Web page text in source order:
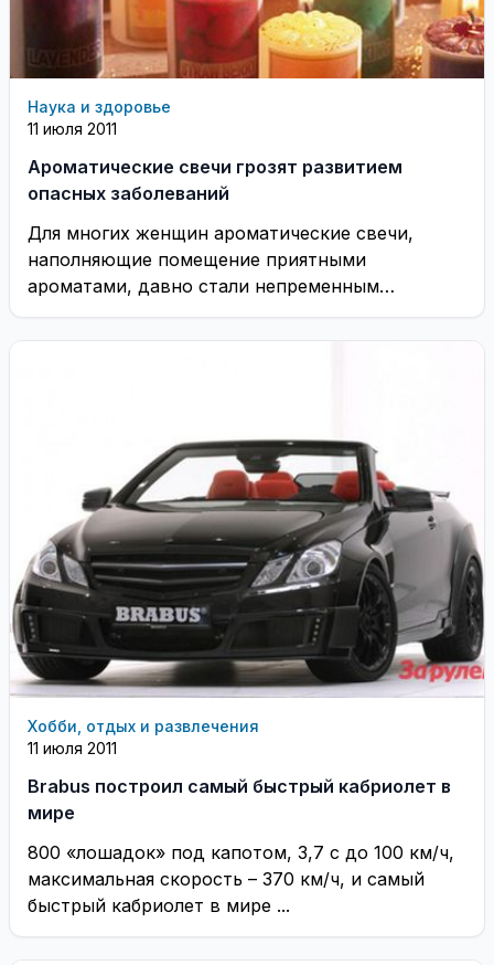
Наука и здоровье
11 июля 2011
Ароматические свечи грозят развитием
опасных заболеваний
Для многих женщин ароматические свечи,
наполняющие помещение приятными
ароматами, давно стали непременным
атрибутом романтических ужинов
Хобби, отдых и развлечения
11 июля 2011
Brabus построил самый быстрый кабриолет в
мире
800 «лошадок» под капотом, 3,7 с до 100 км/ч,
максимальная скорость – 370 км/ч, и самый
быстрый кабриолет в мире ...